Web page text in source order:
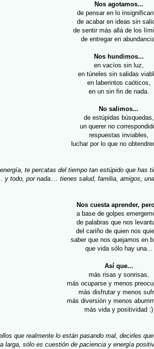
Nos agotamos...
de pensar en lo
de acabar en ideas sin
de sentir más allá de los
de entregar en
Nos hundimos...
en vacíos sin luz,
en túneles sin salidas
en laberintos caóticos,
en un sin fin de nada.
No salimos...
de estúpidas búsquedas,
un querer no
respuestas inviables,
luchar por lo que no
te percatas del tiempo tan estúpido que has
y todo, por nada.... tienes salud, familia, amigos,
Nos cuesta aprender,
a base de golpes
de palabras que nos
del cariño de quien nos
saber que nos quejamos en
que vida sólo hay una...
Así que...
más risas y sonrisas,
más ocuparse y menos
más disfrutar y menos
más diversión y menos
más vida y positividad :)
que realmente lo están pasando mal, decirles
larga, sólo es cuestión de paciencia y energía